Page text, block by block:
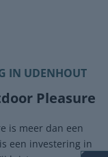
IN UDENHOUT
Pleasure
is meer dan een
een investering in